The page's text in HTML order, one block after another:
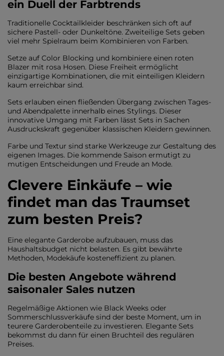
ein Duell der Farbtrends
Traditionelle Cocktailkleider beschränken sich oft auf
sichere Pastell- oder Dunkeltöne. Zweiteilige Sets geben
viel mehr Spielraum beim Kombinieren von Farben.
Setze auf Color Blocking und kombiniere einen roten
Blazer mit rosa Hosen. Diese Freiheit ermöglicht
einzigartige Kombinationen, die mit einteiligen Kleidern
kaum erreichbar sind.
Sets erlauben einen fließenden Übergang zwischen Tages-
und Abendpalette innerhalb eines Stylings. Dieser
innovative Umgang mit Farben lässt Sets in Sachen
Ausdruckskraft gegenüber klassischen Kleidern gewinnen.
Farbe und Textur sind starke Werkzeuge zur Gestaltung des
eigenen Images. Die kommende Saison ermutigt zu
mutigen Entscheidungen und Freude an Mode.
Clevere Einkäufe – wie
findet man das Traumset
zum besten Preis?
Eine elegante Garderobe aufzubauen, muss das
Haushaltsbudget nicht belasten. Es gibt bewährte
Methoden, Modekäufe kosteneffizient zu planen.
Die besten Angebote während
saisonaler Sales nutzen
Regelmäßige Aktionen wie Black Weeks oder
Sommerschlussverkäufe sind der beste Moment, um in
teurere Garderobenteile zu investieren. Elegante Sets
bekommst du dann für einen Bruchteil des regulären
Preises.